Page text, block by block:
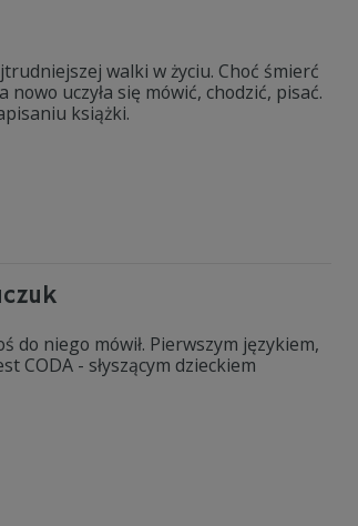
walki w życiu. Choć śmierć
uczyła się mówić, chodzić, pisać.
książki.
do niego mówił. Pierwszym językiem,
CODA - słyszącym dzieckiem